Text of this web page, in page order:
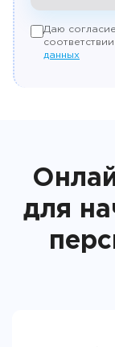
Даю
данных
для